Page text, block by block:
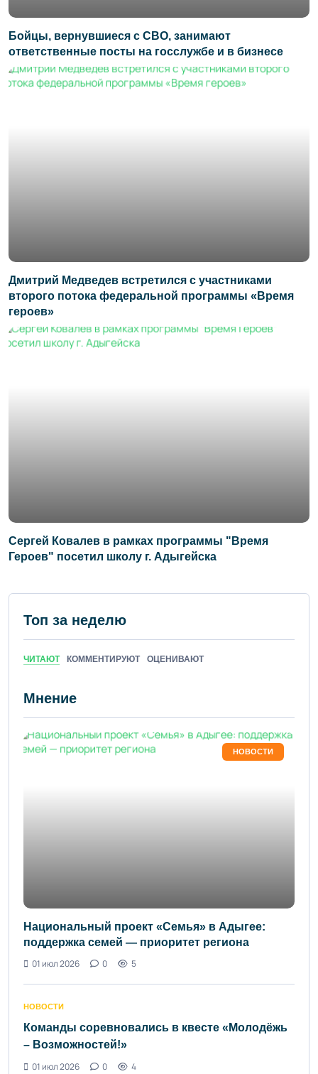
Бойцы, вернувшиеся с СВО, занимают
ответственные посты на госслужбе и в бизнесе
Дмитрий Медведев встретился с участниками
второго потока федеральной программы «Время
героев»
Сергей Ковалев в рамках программы "Время
Героев" посетил школу г. Адыгейска
Топ за неделю
ЧИТАЮТ КОММЕНТИРУЮТ ОЦЕНИВАЮТ
Мнение
НОВОСТИ
Национальный проект «Семья» в Адыгее:
поддержка семей — приоритет региона
01 июл 2026
0 5
НОВОСТИ
Команды соревновались в квесте «Молодёжь
– Возможностей!»
01 июл 2026
0 4